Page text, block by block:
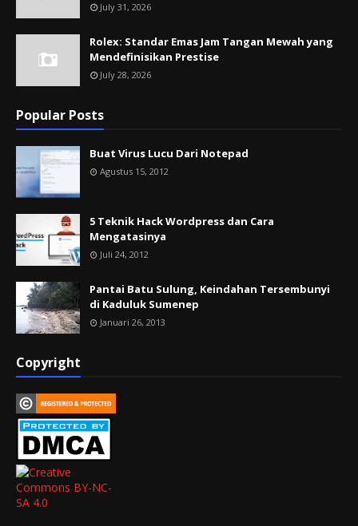
July 31, 2026
Rolex: Standar Emas Jam Tangan Mewah yang
Mendefinisikan Prestise
July 28, 2026
Popular Posts
Buat Virus Lucu Dari Notepad
Agustus 15, 2012
5 Teknik Hack Wordpress dan Cara
Mengatasinya
Juli 24, 2012
Pantai Batu Sulung, Keindahan Tersembunyi
di Kaduluk Sumenep
Januari 26, 2013
Copyright